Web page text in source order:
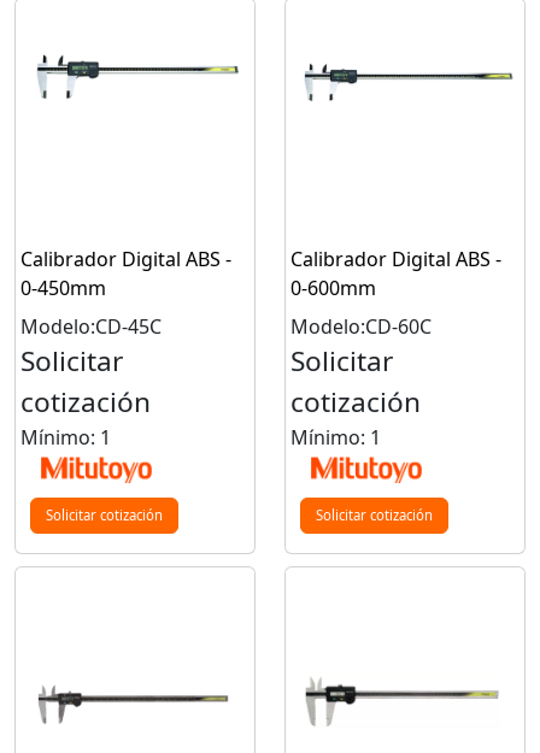
Calibrador Digital ABS -
0-450mm
Modelo:CD-45C
Solicitar
cotización
Mínimo: 1
Solicitar cotización
Calibrador Digital ABS -
0-600mm
Modelo:CD-60C
Solicitar
cotización
Mínimo: 1
Solicitar cotización